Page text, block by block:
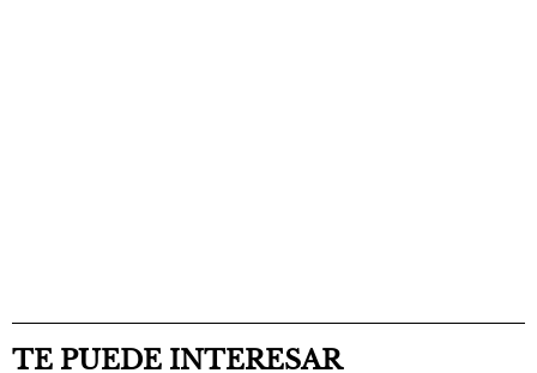
TE PUEDE INTERESAR